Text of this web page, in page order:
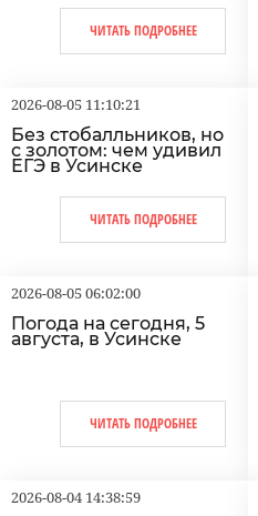
ЧИТАТЬ ПОДРОБНЕЕ
2026-08-05 11:10:21
Без стобалльников, но
с золотом: чем удивил
ЕГЭ в Усинске
ЧИТАТЬ ПОДРОБНЕЕ
2026-08-05 06:02:00
Погода на сегодня, 5
августа, в Усинске
ЧИТАТЬ ПОДРОБНЕЕ
2026-08-04 14:38:59